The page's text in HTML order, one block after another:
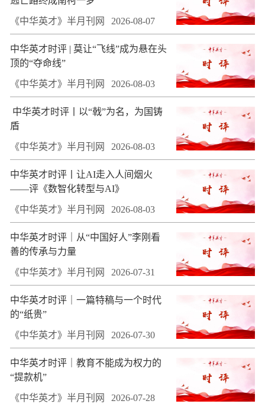
《中华英才》半月刊网 2026-08-07
中华英才时评 | 莫让“飞线”成为悬在头
顶的“夺命线”
《中华英才》半月刊网 2026-08-03
​ 中华英才时评丨以“戟”为名，为国铸
盾
《中华英才》半月刊网 2026-08-03
中华英才时评丨让AI走入人间烟火
——评《数智化转型与AI》
《中华英才》半月刊网 2026-08-03
中华英才时评｜从“中国好人”李刚看
善的传承与力量
《中华英才》半月刊网 2026-07-31
中华英才时评｜一篇特稿与一个时代
的“纸贵”
《中华英才》半月刊网 2026-07-30
中华英才时评｜教育不能成为权力的
“提款机”
《中华英才》半月刊网 2026-07-28